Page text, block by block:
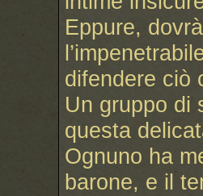
Eppure,
difendere ciò
Un gruppo di
questa
Ognuno ha
barone, e il